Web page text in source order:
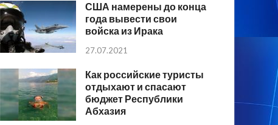
США намерены до конца
года вывести свои
войска из Ирака
27.07.2021
Как российские туристы
отдыхают и спасают
бюджет Республики
Абхазия